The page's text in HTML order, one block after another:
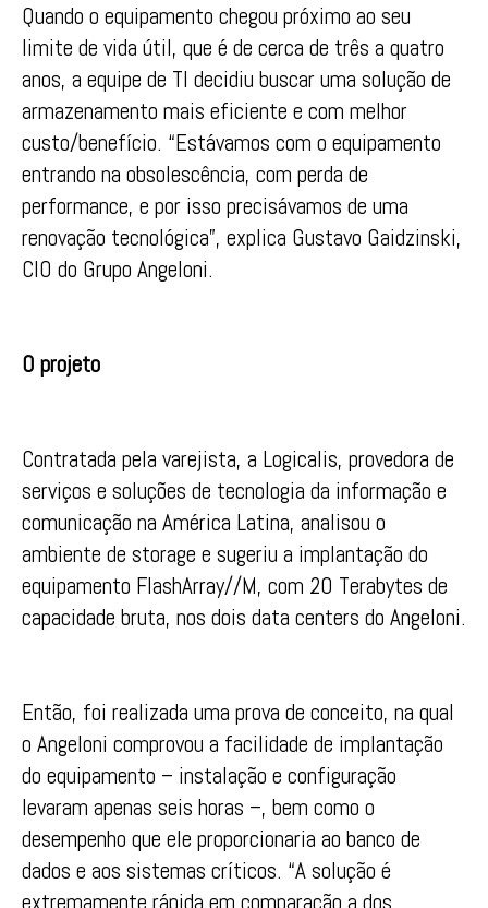
Quando o equipamento chegou próximo ao seu
limite de vida útil, que é de cerca de três a quatro
anos, a equipe de TI decidiu buscar uma solução de
armazenamento mais eficiente e com melhor
custo/benefício. “Estávamos com o equipamento
entrando na obsolescência, com perda de
performance, e por isso precisávamos de uma
renovação tecnológica”, explica Gustavo Gaidzinski,
CIO do Grupo Angeloni.
O projeto
Contratada pela varejista, a Logicalis, provedora de
serviços e soluções de tecnologia da informação e
comunicação na América Latina, analisou o
ambiente de storage e sugeriu a implantação do
equipamento FlashArray//M, com 20 Terabytes de
capacidade bruta, nos dois data centers do Angeloni.
Então, foi realizada uma prova de conceito, na qual
o Angeloni comprovou a facilidade de implantação
do equipamento – instalação e configuração
levaram apenas seis horas –, bem como o
desempenho que ele proporcionaria ao banco de
dados e aos sistemas críticos. “A solução é
extremamente rápida em comparação a dos